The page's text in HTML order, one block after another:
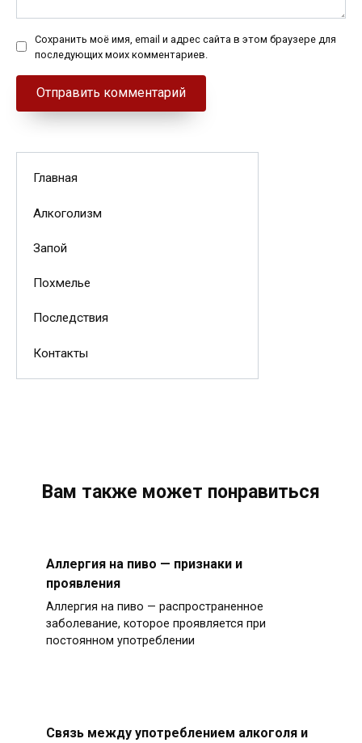
Сохранить моё имя, email и адрес сайта в этом браузере для
последующих моих комментариев.
Главная
Алкоголизм
Запой
Похмелье
Последствия
Контакты
Вам также может понравиться
Аллергия на пиво — признаки и
проявления
Аллергия на пиво — распространенное
заболевание, которое проявляется при
постоянном употреблении
Связь между употреблением алкоголя и